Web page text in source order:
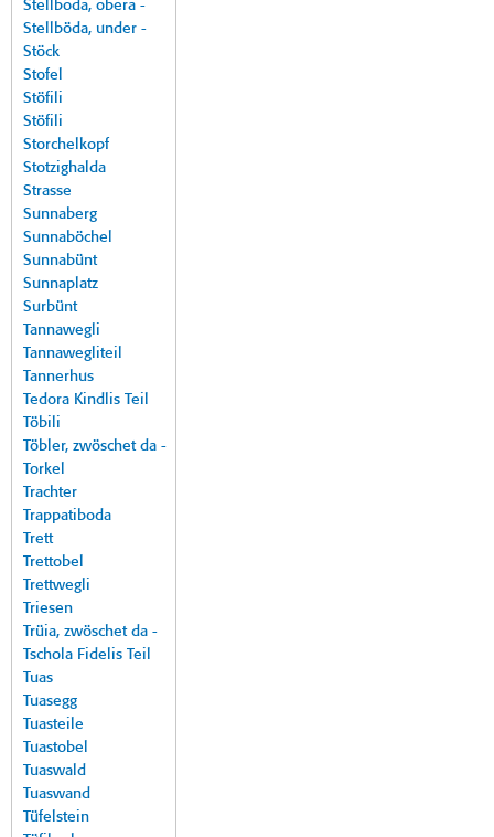
Stellboda, obera -
Stellböda, under -
Stöck
Stofel
Stöfili
Stöfili
Storchelkopf
Stotzighalda
Strasse
Sunnaberg
Sunnaböchel
Sunnabünt
Sunnaplatz
Surbünt
Tannawegli
Tannawegliteil
Tannerhus
Tedora Kindlis Teil
Töbili
Töbler, zwöschet da -
Torkel
Trachter
Trappatiboda
Trett
Trettobel
Trettwegli
Triesen
Trüia, zwöschet da -
Tschola Fidelis Teil
Tuas
Tuasegg
Tuasteile
Tuastobel
Tuaswald
Tuaswand
Tüfelstein